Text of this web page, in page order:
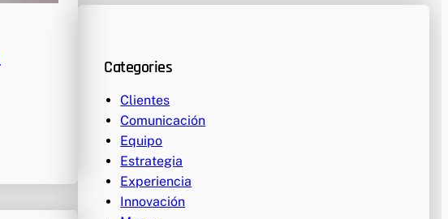
Categories
Clientes
Comunicación
Equipo
Estrategia
Experiencia
Innovación